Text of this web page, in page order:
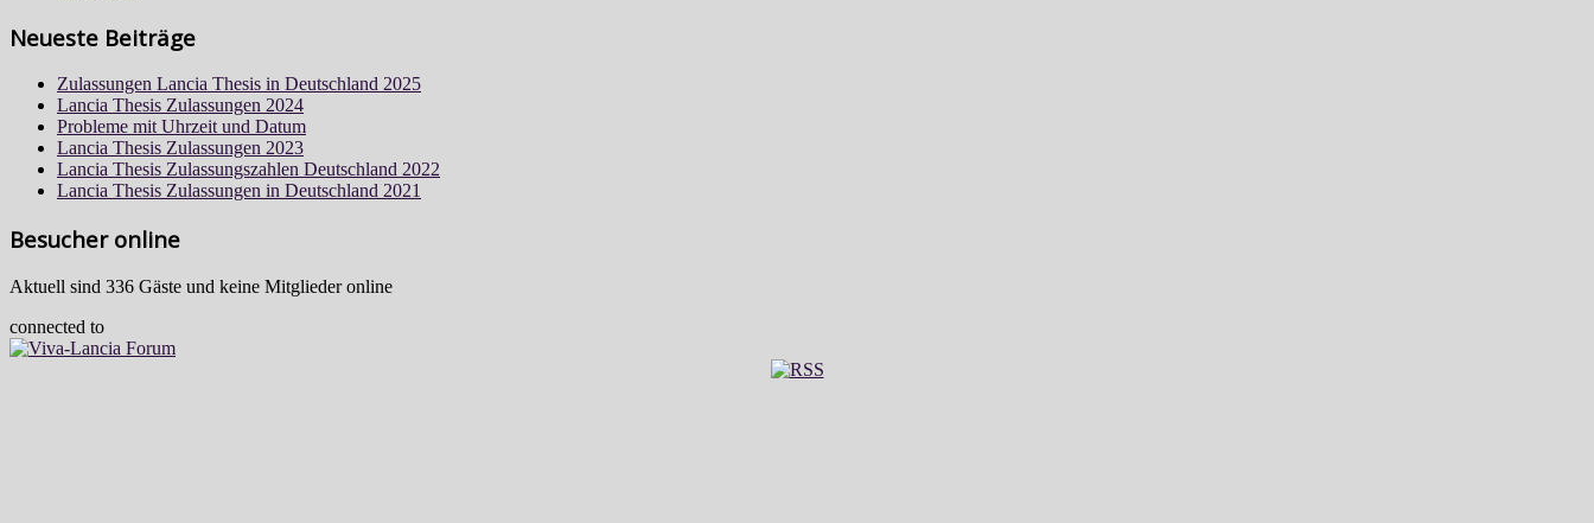
Neueste Beiträge
Zulassungen Lancia Thesis in Deutschland 2025
Lancia Thesis Zulassungen 2024
Probleme mit Uhrzeit und Datum
Lancia Thesis Zulassungen 2023
Lancia Thesis Zulassungszahlen Deutschland 2022
Lancia Thesis Zulassungen in Deutschland 2021
Besucher online
Aktuell sind 336 Gäste und keine Mitglieder online
connected to